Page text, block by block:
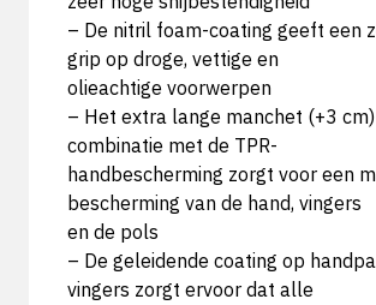
– De nitril foam-coating geeft een
grip op droge, vettige en
olieachtige voorwerpen
– Het extra lange manchet (+3
combinatie met de TPR-
handbescherming zorgt voor een
bescherming van de hand, vingers
en de pols
– De geleidende coating op
vingers zorgt ervoor dat alle